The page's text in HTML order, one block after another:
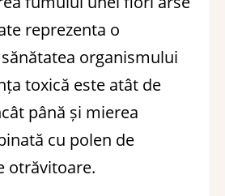
reprezenta o
organismului
toxică este atât de
până și mierea
cu polen de
otrăvitoare.